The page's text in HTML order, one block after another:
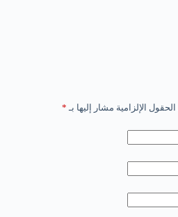
الحقول الإلزامية مشار إليها بـ *